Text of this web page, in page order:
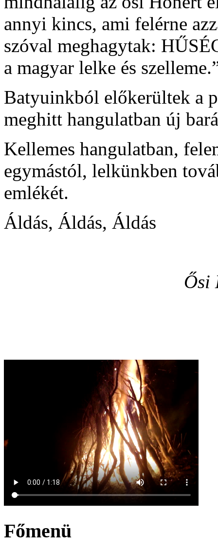
annyi kincs, ami felérne
szóval meghagytak:
a magyar lelke és
Batyuinkból előkerültek a
meghitt hangulatban új
Kellemes hangulatban,
egymástól, lelkünkben
emlékét.
Áldás, Áldás, Áldás
Ősi
Főmenü